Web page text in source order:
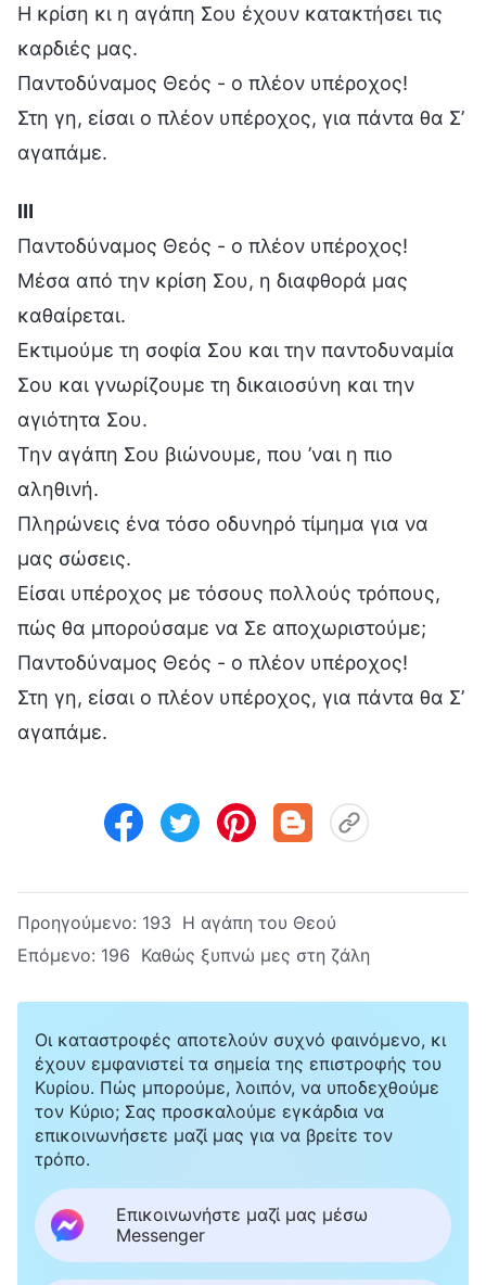
Η κρίση κι η αγάπη Σου έχουν κατακτήσει τις
καρδιές μας.
Παντοδύναμος Θεός - ο πλέον υπέροχος!
Στη γη, είσαι ο πλέον υπέροχος, για πάντα θα Σ’
αγαπάμε.
Ⅲ
Παντοδύναμος Θεός - ο πλέον υπέροχος!
Μέσα από την κρίση Σου, η διαφθορά μας
καθαίρεται.
Εκτιμούμε τη σοφία Σου και την παντοδυναμία
Σου και γνωρίζουμε τη δικαιοσύνη και την
αγιότητα Σου.
Την αγάπη Σου βιώνουμε, που ’ναι η πιο
αληθινή.
Πληρώνεις ένα τόσο οδυνηρό τίμημα για να
μας σώσεις.
Είσαι υπέροχος με τόσους πολλούς τρόπους,
πώς θα μπορούσαμε να Σε αποχωριστούμε;
Παντοδύναμος Θεός - ο πλέον υπέροχος!
Στη γη, είσαι ο πλέον υπέροχος, για πάντα θα Σ’
αγαπάμε.
Προηγούμενο: 193 Η αγάπη του Θεού
Επόμενο: 196 Καθώς ξυπνώ μες στη ζάλη
Οι καταστροφές αποτελούν συχνό φαινόμενο, κι
έχουν εμφανιστεί τα σημεία της επιστροφής του
Κυρίου. Πώς μπορούμε, λοιπόν, να υποδεχθούμε
τον Κύριο; Σας προσκαλούμε εγκάρδια να
επικοινωνήσετε μαζί μας για να βρείτε τον
τρόπο.
Επικοινωνήστε μαζί μας μέσω
Messenger